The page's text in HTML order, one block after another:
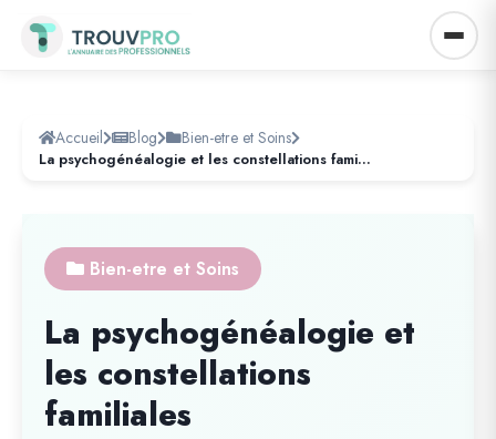
Accueil Blog Bien-etre et Soins
La psychogénéalogie et les constellations familiales
Bien-etre et Soins
La psychogénéalogie et
les constellations
familiales